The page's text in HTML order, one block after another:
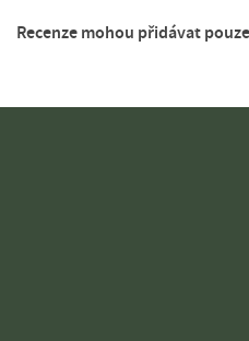
Recenze mohou přidávat